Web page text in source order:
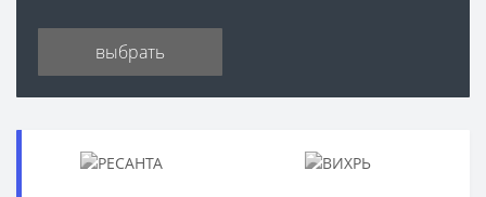
выбрать